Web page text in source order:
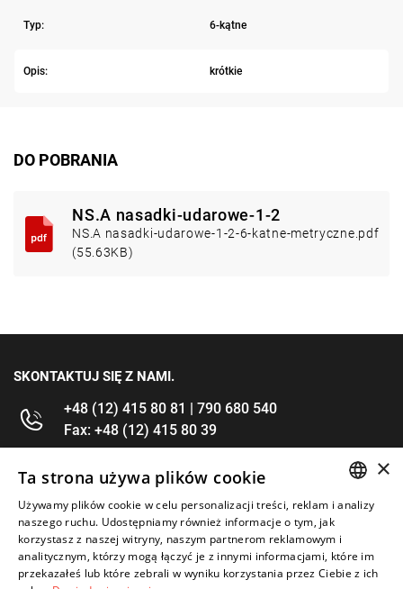
Typ: 6-kątne
Opis: krótkie
DO POBRANIA
NS.A nasadki-udarowe-1-2
NS.A nasadki-udarowe-1-2-6-katne-metryczne.pdf
(55.63KB)
SKONTAKTUJ SIĘ Z NAMI.
+48 (12) 415 80 81 | 790 680 540
Fax: +48 (12) 415 80 39
kontakt@im-narzedzia.pl
INFORMACJE
OFERTA
ENGLISH
×
Ta strona używa plików cookie
Używamy plików cookie w celu personalizacji treści, reklam i analizy
naszego ruchu. Udostępniamy również informacje o tym, jak
korzystasz z naszej witryny, naszym partnerom reklamowym i
analitycznym, którzy mogą łączyć je z innymi informacjami, które im
przekazałeś lub które zebrali w wyniku korzystania przez Ciebie z ich